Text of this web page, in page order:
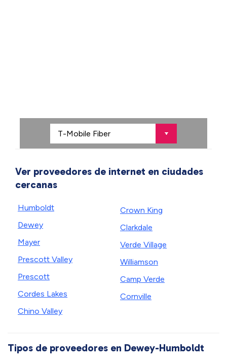
Ver proveedores de internet en ciudades
cercanas
Humboldt
Dewey
Mayer
Prescott Valley
Prescott
Cordes Lakes
Chino Valley
Crown King
Clarkdale
Verde Village
Williamson
Camp Verde
Cornville
Tipos de proveedores en Dewey-Humboldt